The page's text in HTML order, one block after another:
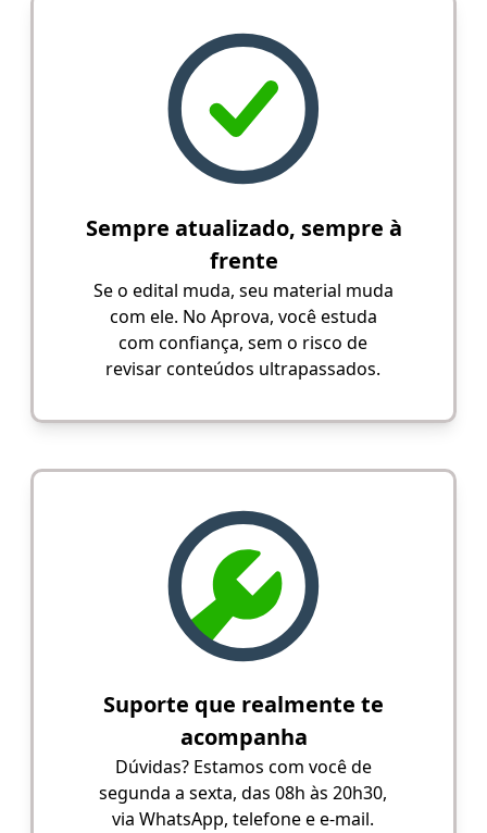
Sempre atualizado, sempre à
frente
Se o edital muda, seu material muda
com ele. No Aprova, você estuda
com confiança, sem o risco de
revisar conteúdos ultrapassados.
Suporte que realmente te
acompanha
Dúvidas? Estamos com você de
segunda a sexta, das 08h às 20h30,
via WhatsApp, telefone e e-mail.